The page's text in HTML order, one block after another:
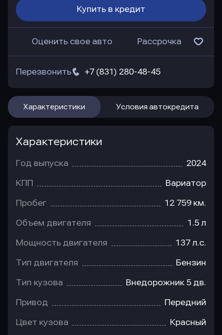
Купить в кредит
Оценить свое авто Рассрочка
+7 (831) 280-48-45
Перезвонить
Характеристики Условия автокредита
Характеристики
Год выпуска 2024
КПП Вариатор
Пробег 12 759 км.
Объем двигателя 1.5 л
Мощность двигателя 137 л.с.
Тип двигателя Бензин
Тип кузова Внедорожник 5 дв.
Привод Передний
Цвет кузова Красный